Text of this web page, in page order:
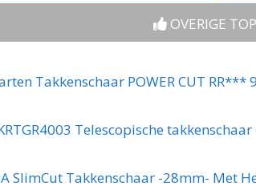
OVERIGE
SlimCut Takkenschaar -28mm- Met